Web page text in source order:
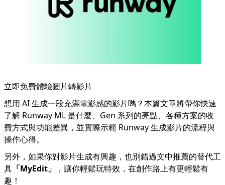
立即免費體驗圖片轉影片
想用 AI 生成一段充滿電影感的影片嗎？本篇文章將帶你快速
了解 Runway ML 是什麼、Gen 系列的亮點、各種方案的收
費方式與功能差異，並實際示範 Runway 生成影片的流程與
操作心得。
另外，如果你對影片生成有興趣，也別錯過文中推薦的替代工
具 「MyEdit 」
，讓你輕鬆玩特效，在創作路上有更輕鬆有
趣！